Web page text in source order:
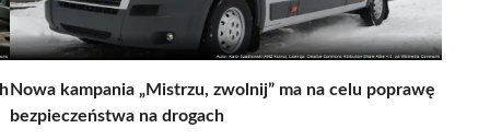
Nowa kampania „Mistrzu, zwolnij” ma na celu poprawę
bezpieczeństwa na drogach